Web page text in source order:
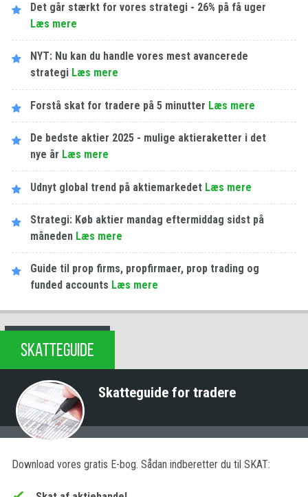
Det går stærkt for vores strategi - 26% på få uger
Læs mere
NYT: Nu kan du handle vores mest avancerede
strategi Læs mere
Forstå skat for tradere på 5 minutter Læs mere
De bedste aktier 2025 - mulige aktieraketter i det
nye år Læs mere
Udnyt global trend på aktiemarkedet Læs mere
Strategi: Køb aktier mandag eftermiddag sidst på
måneden Læs mere
Guide til prop firms, propfirmaer, prop trading og
funded accounts Læs mere
SKATTEGUIDE
Skatteguide for tradere
Download vores gratis E-bog. Sådan indberetter du til SKAT: